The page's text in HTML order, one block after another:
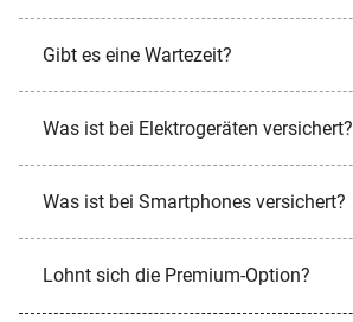
Gibt es eine Wartezeit?
Was ist bei Elektrogeräten versichert?
Was ist bei Smartphones versichert?
Lohnt sich die Premium-Option?